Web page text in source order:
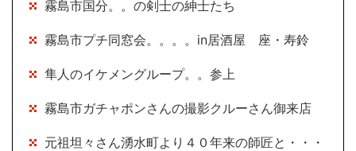
霧島市国分。。の剣士の紳士たち
霧島市プチ同窓会。。。。in居酒屋 座・寿鈴
隼人のイケメングループ。。参上
霧島市ガチャポンさんの撮影クルーさん御来店
元祖坦々さん湧水町より４０年来の師匠と・・・